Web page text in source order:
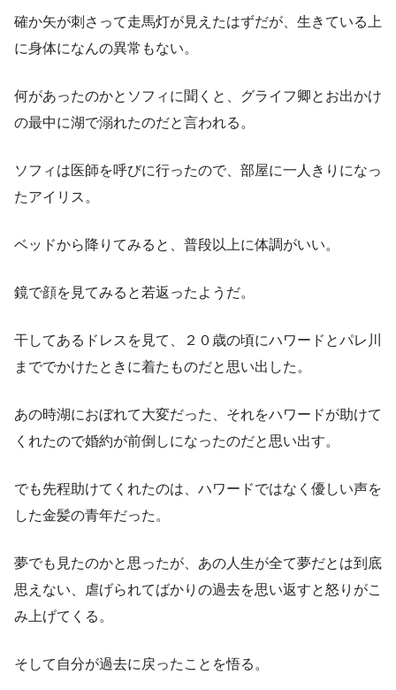
確か矢が刺さって走馬灯が見えたはずだが、生きている上
に身体になんの異常もない。
何があったのかとソフィに聞くと、グライフ卿とお出かけ
の最中に湖で溺れたのだと言われる。
ソフィは医師を呼びに行ったので、部屋に一人きりになっ
たアイリス。
ベッドから降りてみると、普段以上に体調がいい。
鏡で顔を見てみると若返ったようだ。
干してあるドレスを見て、２０歳の頃にハワードとパレ川
まででかけたときに着たものだと思い出した。
あの時湖におぼれて大変だった、それをハワードが助けて
くれたので婚約が前倒しになったのだと思い出す。
でも先程助けてくれたのは、ハワードではなく優しい声を
した金髪の青年だった。
夢でも見たのかと思ったが、あの人生が全て夢だとは到底
思えない、虐げられてばかりの過去を思い返すと怒りがこ
み上げてくる。
そして自分が過去に戻ったことを悟る。